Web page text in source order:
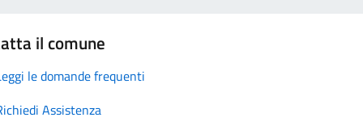
il comune
le domande frequenti
Assistenza